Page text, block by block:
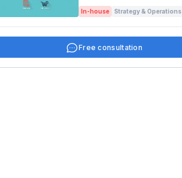
In-house Strategy & Operations
Free consultation